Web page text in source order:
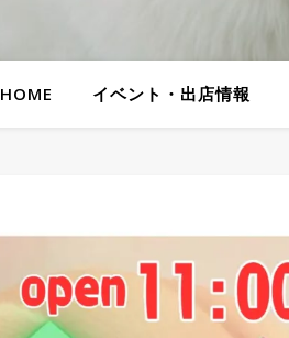
HOME イベント・出店情報